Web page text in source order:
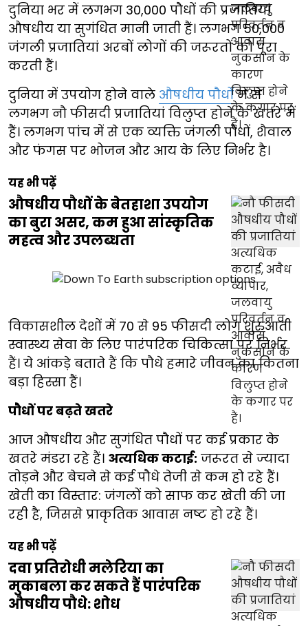
दुनिया भर में लगभग 30,000 पौधों की प्रजातियां
औषधीय या सुगंधित मानी जाती हैं। लगभग 50,000
जंगली प्रजातियां अरबों लोगों की जरूरतों को पूरा
करती हैं।
दुनिया में उपयोग होने वाले औषधीय पौधोंमें से
लगभग नौ फीसदी प्रजातियां विलुप्त होने के खतरे में
हैं। लगभग पांच में से एक व्यक्ति जंगली पौधों, शैवाल
और फंगस पर भोजन और आय के लिए निर्भर है।
यह भी पढ़ें
औषधीय पौधों के बेतहाशा उपयोग
का बुरा असर, कम हुआ सांस्कृतिक
महत्व और उपलब्धता
विकासशील देशों में 70 से 95 फीसदी लोग शुरुआती
स्वास्थ्य सेवा के लिए पारंपरिक चिकित्सा पर निर्भर
हैं। ये आंकड़े बताते हैं कि पौधे हमारे जीवन का कितना
बड़ा हिस्सा हैं।
पौधों पर बढ़ते खतरे
आज औषधीय और सुगंधित पौधों पर कई प्रकार के
खतरे मंडरा रहे हैं। अत्यधिक कटाई: जरूरत से ज्यादा
तोड़ने और बेचने से कई पौधे तेजी से कम हो रहे हैं।
खेती का विस्तार: जंगलों को साफ कर खेती की जा
रही है, जिससे प्राकृतिक आवास नष्ट हो रहे हैं।
यह भी पढ़ें
दवा प्रतिरोधी मलेरिया का
मुकाबला कर सकते हैं पारंपरिक
औषधीय पौधे: शोध